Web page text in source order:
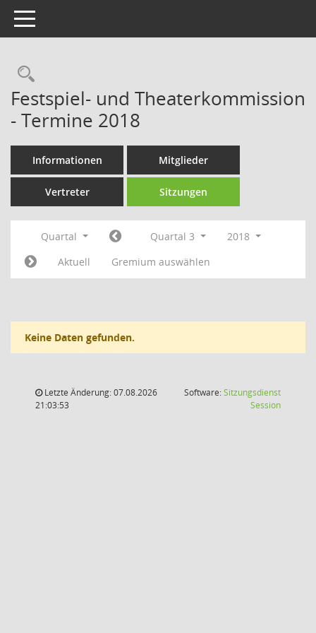
Toggle navigation
Rechercheauswahl
Festspiel- und Theaterkommission
- Termine 2018
Informationen Mitglieder
Vertreter Sitzungen
Quartal Quartal 3
2018
Aktuell
Gremium auswählen
Keine Daten gefunden.
Letzte Änderung: 07.08.2026
21:03:53
Software:Sitzungsdienst
Session(Wird in